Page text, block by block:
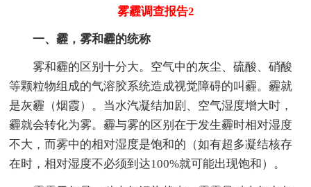
雾霾调查报告2
一、霾，雾和霾的统称
雾和霾的区别十分大。空气中的灰尘、硫酸、硝酸
等颗粒物组成的气溶胶系统造成视觉障碍的叫霾。霾就
是灰霾（烟霞）。当水汽凝结加剧、空气湿度增大时，
霾就会转化为雾。霾与雾的区别在于发生霾时相对湿度
不大，而雾中的相对湿度是饱和的（如有超多凝结核存
在时，相对湿度不必须到达100%就可能出现饱和）。